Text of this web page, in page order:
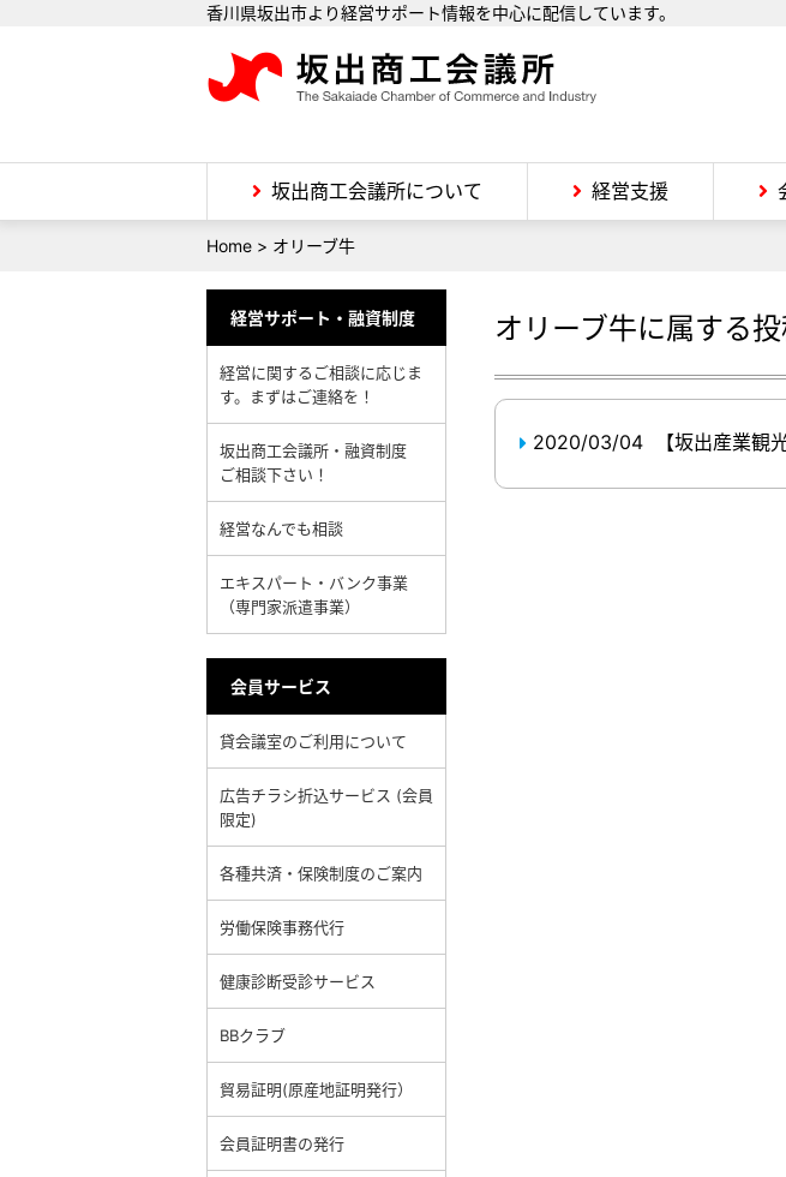
香川県坂出市より経営サポート情報を中心に配信しています。
坂出商工会議所について 経営支援
Home > オリーブ牛
オリーブ牛に属する
2020/03/04 【坂出産業
経営サポート・融資制度
経営に関するご相談に応じま
す。まずはご連絡を！
坂出商工会議所・融資制度
ご相談下さい！
経営なんでも相談
エキスパート・バンク事業
（専門家派遣事業）
会員サービス
貸会議室のご利用について
広告チラシ折込サービス (会員
限定)
各種共済・保険制度のご案内
労働保険事務代行
健康診断受診サービス
BBクラブ
貿易証明(原産地証明発行）
会員証明書の発行